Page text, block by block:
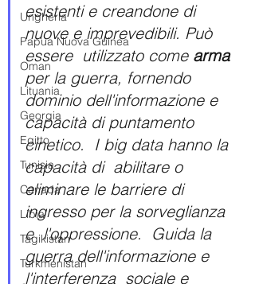
Ungheria
Papua Nuova Guinea
Oman
Lituania
Georgia
Egitto
Tunisia
Canada
Libia
Tagikistan
Turkmenistan
esistenti e creandone di
nuove e imprevedibili. Può
essere  utilizzato come arma
per la guerra, fornendo
dominio dell'informazione e
capacità di puntamento
cinetico.  I big data hanno la
capacità di  abilitare o
eliminare le barriere di
ingresso per la sorveglianza
e  l'oppressione.  Guida la
guerra dell'informazione e
l'interferenza  sociale e